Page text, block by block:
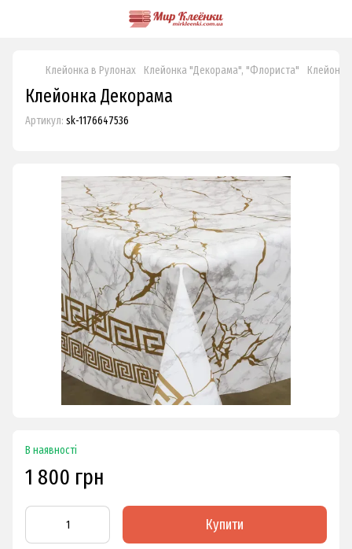
Клейонка в Рулонах Клейонка "Декорама", "Флориста"
Клейонка Декорама
Артикул: sk-1176647536
В наявності
1 800 грн
Купити